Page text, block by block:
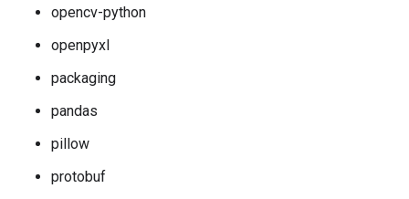
opencv-python
openpyxl
packaging
pandas
pillow
protobuf